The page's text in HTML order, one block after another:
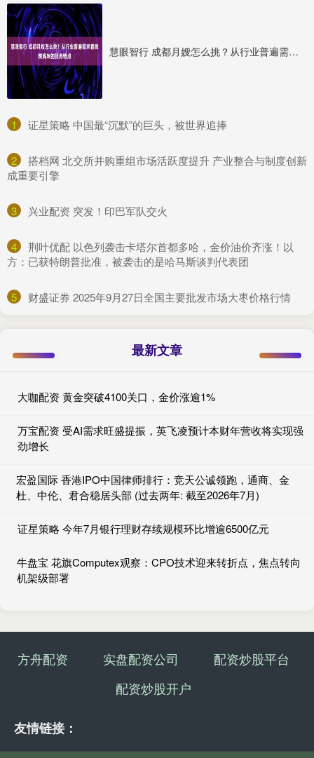
慧眼智行 成都月嫂怎么挑？从行业普遍需求看微辣妈咪的服务特点
1 ​证星策略 中国最“沉默”的巨头，被世界追捧
2
​搭档网 北交所并购重组市场活跃度提升 产业整合与制度创新
成重要引擎
3 ​兴业配资 突发！印巴军队交火
4
​荆叶优配 以色列袭击卡塔尔首都多哈，金价油价齐涨！以
方：已获特朗普批准，被袭击的是哈马斯谈判代表团
5 ​财盛证券 2025年9月27日全国主要批发市场大枣价格行情
最新文章
大咖配资 黄金突破4100关口，金价涨逾1%
万宝配资 受AI需求旺盛提振，英飞凌预计本财年营收将实现强
劲增长
宏盈国际 香港IPO中国律师排行：竞天公诚领跑，通商、金
杜、中伦、君合稳居头部 (过去两年: 截至2026年7月)
证星策略 今年7月银行理财存续规模环比增逾6500亿元
牛盘宝 花旗Computex观察：CPO技术迎来转折点，焦点转向
机架级部署
方舟配资 实盘配资公司
配资炒股平台
配资炒股开户
友情链接：